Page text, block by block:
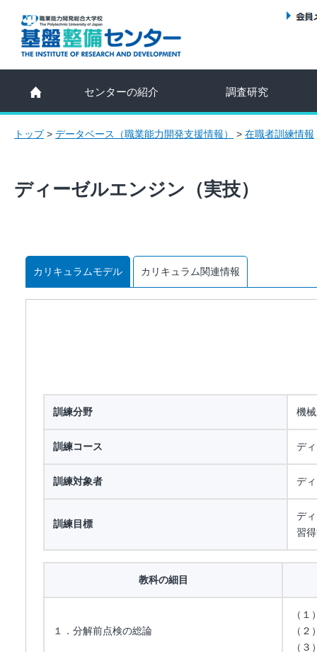
センターの紹介 調査研究
トップ> データベース（職業能力開発支援情報） > 在職者訓練情報
ディーゼルエンジン（実技）
カリキュラムモデル カリキュラム関連情報
訓練分野 機
訓練コース デ
訓練対象者 デ
訓練目標
デ
習
教科の細目
１．分解前点検の総論
（
（
（